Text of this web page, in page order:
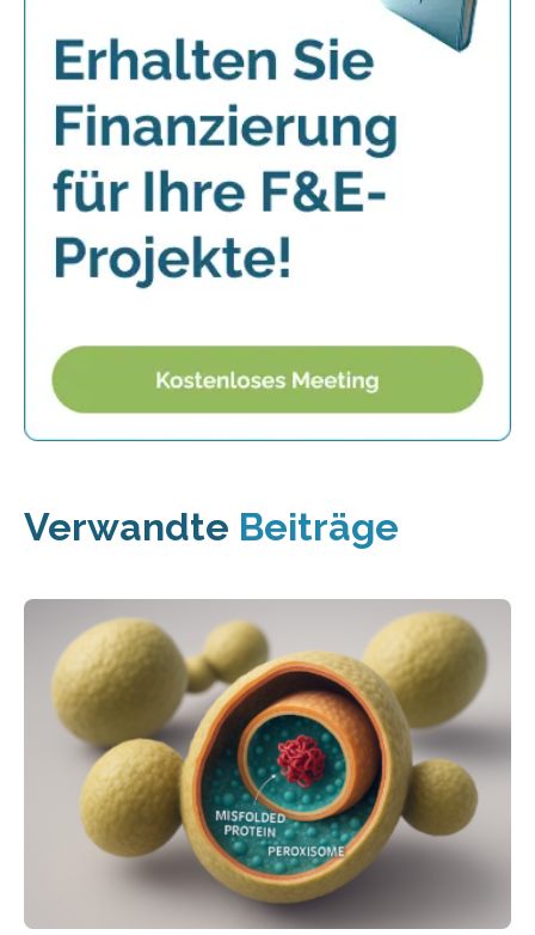
Verwandte Beiträge